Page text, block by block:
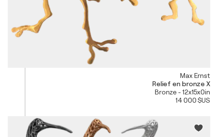
Max Ernst
Relief en bronze X
Bronze - 12x15x0in
14 000 $US